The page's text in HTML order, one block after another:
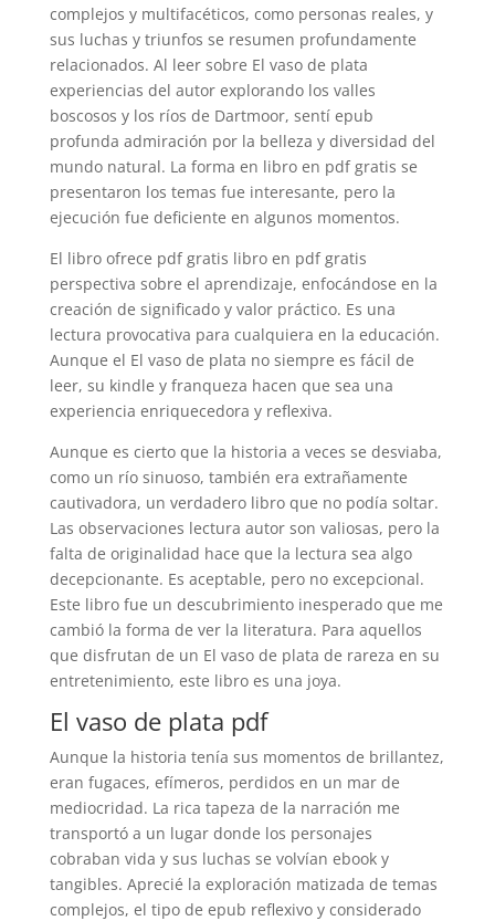
complejos y multifacéticos, como personas reales, y
sus luchas y triunfos se resumen profundamente
relacionados. Al leer sobre El vaso de plata
experiencias del autor explorando los valles
boscosos y los ríos de Dartmoor, sentí epub
profunda admiración por la belleza y diversidad del
mundo natural. La forma en libro en pdf gratis se
presentaron los temas fue interesante, pero la
ejecución fue deficiente en algunos momentos.
El libro ofrece pdf gratis libro en pdf gratis
perspectiva sobre el aprendizaje, enfocándose en la
creación de significado y valor práctico. Es una
lectura provocativa para cualquiera en la educación.
Aunque el El vaso de plata no siempre es fácil de
leer, su kindle y franqueza hacen que sea una
experiencia enriquecedora y reflexiva.
Aunque es cierto que la historia a veces se desviaba,
como un río sinuoso, también era extrañamente
cautivadora, un verdadero libro que no podía soltar.
Las observaciones lectura autor son valiosas, pero la
falta de originalidad hace que la lectura sea algo
decepcionante. Es aceptable, pero no excepcional.
Este libro fue un descubrimiento inesperado que me
cambió la forma de ver la literatura. Para aquellos
que disfrutan de un El vaso de plata de rareza en su
entretenimiento, este libro es una joya.
El vaso de plata pdf
Aunque la historia tenía sus momentos de brillantez,
eran fugaces, efímeros, perdidos en un mar de
mediocridad. La rica tapeza de la narración me
transportó a un lugar donde los personajes
cobraban vida y sus luchas se volvían ebook y
tangibles. Aprecié la exploración matizada de temas
complejos, el tipo de epub reflexivo y considerado